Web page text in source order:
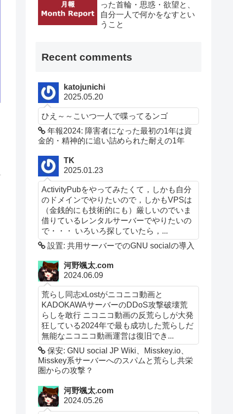
った首輪・思惑・欲望と、
自分一人で何かをなすとい
うこと
Recent comments
katojunichi
2025.05.20
ひえ～～こいつ一人で喋ってるンゴ
年報2024: 障害者になった最初の1年は資
金的・精神的に追い詰められた耐えの1年
TK
2025.01.23
ActivityPubをやってみたくて，しかも自分
のドメインでやりたいので，しかもVPSは
（金銭的にも技術的にも）厳しいのでいま
借りているレンタルサーバーでやりたいの
で・・・ いろいろ探していたら，...
設置: 共用サーバーでのGNU socialの導入
河野颯太.com
2024.06.09
荒らし同志xLostがニコニコ動画と
KADOKAWAサーバーのDDoS攻撃破壊荒
らしを敢行 ニコニコ動画の反荒らしが大発
狂している2024年で最も成功した荒らしだ
無能なニコニコ動画運営は復旧でき...
保安: GNU social JP Wiki、Misskey.io、
Misskey系サーバーへのスパムと荒らし共栄
圏からの攻撃？
河野颯太.com
2024.05.26